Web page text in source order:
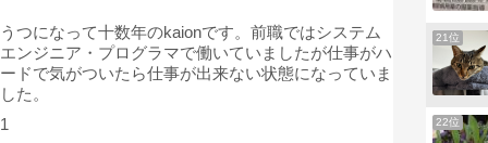
うつになって十数年のkaionです。前職ではシステム
エンジニア・プログラマで働いていましたが仕事がハ
ードで気がついたら仕事が出来ない状態になっていま
した。
1
21位
22位